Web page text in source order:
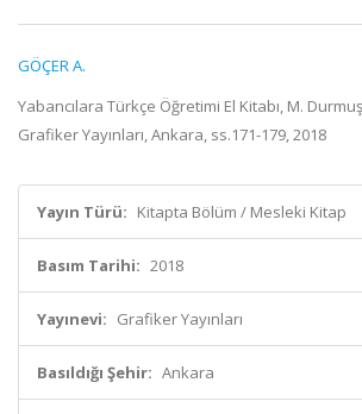
GÖÇER A.
Yabancılara Türkçe Öğretimi El Kitabı, M.
Grafiker Yayınları, Ankara, ss.171-179, 2018
Yayın Türü: Kitapta Bölüm / Mesleki Kitap
Basım Tarihi: 2018
Yayınevi: Grafiker Yayınları
Basıldığı Şehir: Ankara